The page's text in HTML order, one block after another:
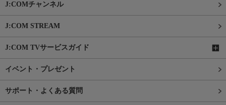
J:COMチャンネル
J:COM STREAM
J:COM TVサービスガイド
イベント・プレゼント
サポート・よくある質問